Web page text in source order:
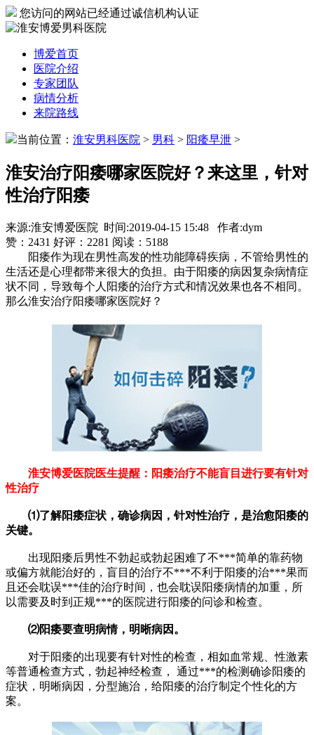
您访问的网站已经通过诚信机构认证
博爱首页
医院介绍
专家团队
病情分析
来院路线
当前位置： 淮安男科医院 > 男科 > 阳痿早泄 >
淮安治疗阳痿哪家医院好？来这里，针对
性治疗阳痿
来源:淮安博爱医院 时间:2019-04-15 15:48 作者:dym
赞： 2431 好评： 2281 阅读： 5188
阳痿作为现在男性高发的性功能障碍疾病，不管给男性的
生活还是心理都带来很大的负担。由于阳痿的病因复杂病情症
状不同，导致每个人阳痿的治疗方式和情况效果也各不相同。
那么淮安治疗阳痿哪家医院好？
淮安博爱医院医生提醒：阳痿治疗不能盲目进行要有针对
性治疗
⑴了解阳痿症状，确诊病因，针对性治疗，是治愈阳痿的
关键。
出现阳痿后男性不勃起或勃起困难了不***简单的靠药物
或偏方就能治好的，盲目的治疗不***不利于阳痿的治***果而
且还会耽误***佳的治疗时间，也会耽误阳痿病情的加重，所
以需要及时到正规***的医院进行阳痿的问诊和检查。
⑵阳痿要查明病情，明晰病因。
对于阳痿的出现要有针对性的检查，相如血常规、性激素
等普通检查方式，勃起神经检查， 通过***的检测确诊阳痿的
症状，明晰病因，分型施治，给阳痿的治疗制定个性化的方
案。